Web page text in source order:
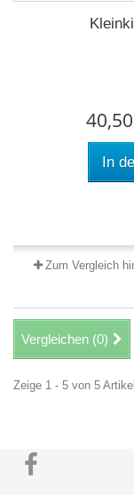
In
Zum Vergleich
Vergleichen (0)
Zeige 1 - 5 von 5